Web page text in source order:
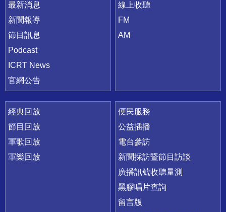
最新消息
新聞報導
節目訊息
Podcast
ICRT News
官網公告
線上收聽
FM
AM
經典回放
節目回放
軍歌回放
軍樂回放
便民服務
公益插播
電台參訪
新聞採訪暨節目訪談
廣播訊號收聽量測
黑膠唱片查詢
留言版